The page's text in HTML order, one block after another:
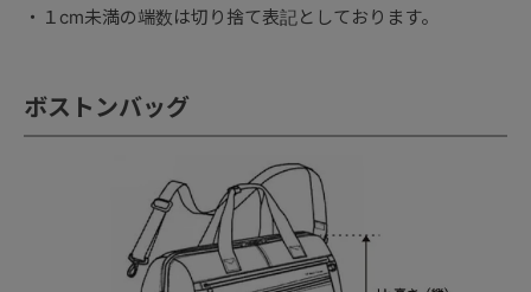
１cm未満の端数は切り捨て表記としております。
ボストンバッグ